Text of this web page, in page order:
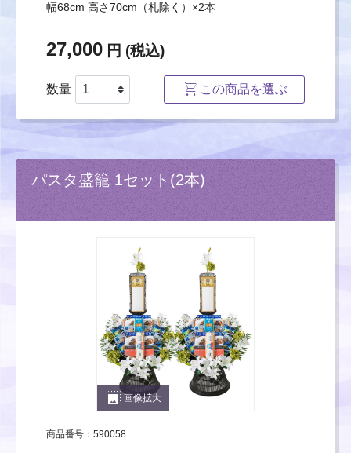
幅68cm 高さ70cm（札除く）×2本
27,000 円 (税込)
数量 この商品を選ぶ
パスタ盛籠 1セット(2本)
photo_size_select_large画像拡大
商品番号：590058